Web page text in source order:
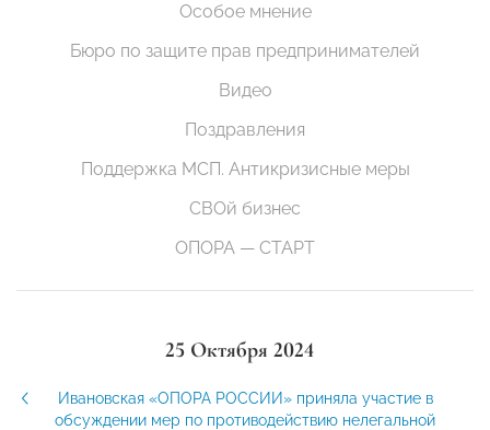
Особое мнение
Бюро по защите прав предпринимателей
Видео
Поздравления
Поддержка МСП. Антикризисные меры
СВОй бизнес
ОПОРА — СТАРТ
25 Октября 2024
Ивановская «ОПОРА РОССИИ» приняла участие в
обсуждении мер по противодействию нелегальной